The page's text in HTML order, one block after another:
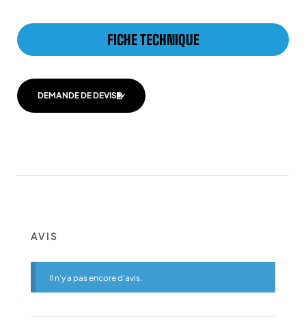
FICHE TECHNIQUE
DEMANDE DE DEVIS
AVIS
Il n’y a pas encore d’avis.